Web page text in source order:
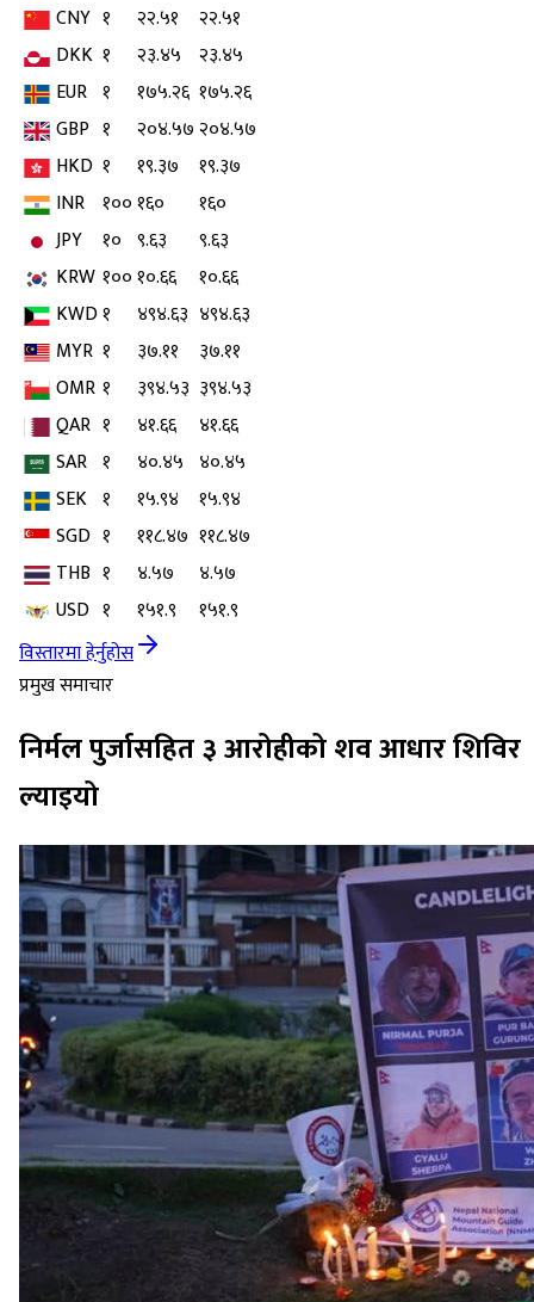
CNY १ २२.५१
२२.५१
DKK १ २३.४५
२३.४५
EUR १ १७५.२६ १७५.२६
GBP १ २०४.५७ २०४.५७
HKD १ १९.३७
१९.३७
INR १००१६०
१६०
JPY
१० ९.६३
९.६३
KRW १००१०.६६
१०.६६
KWD१ ४९४.६३ ४९४.६३
MYR १ ३७.११
३७.११
OMR १ ३९४.५३ ३९४.५३
QAR १ ४१.६६
४१.६६
SAR १ ४०.४५ ४०.४५
SEK १ १५.९४
१५.९४
SGD १ ११८.४७ ११८.४७
THB १ ४.५७
४.५७
USD १ १५१.९
१५१.९
विस्तारमा हेर्नुहोस
प्रमुख समाचार
निर्मल पुर्जासहित ३ आरोहीको शव आधार शिविर
ल्याइयो